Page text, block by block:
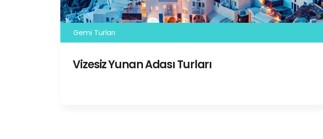
Gemi Turları
Vizesiz Yunan Adası Turları